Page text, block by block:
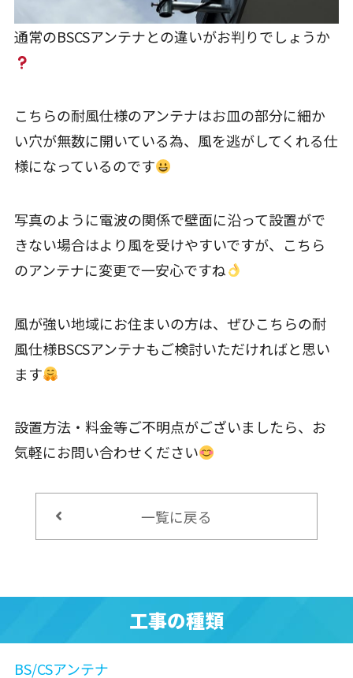
通常のBSCSアンテナとの違いがお判りでしょうか
こちらの耐風仕様のアンテナはお皿の部分に細か
い穴が無数に開いている為、風を逃がしてくれる仕
様になっているのです
写真のように電波の関係で壁面に沿って設置がで
きない場合はより風を受けやすいですが、こちら
のアンテナに変更で一安心ですね
風が強い地域にお住まいの方は、ぜひこちらの耐
風仕様BSCSアンテナもご検討いただければと思い
ます
設置方法・料金等ご不明点がございましたら、お
気軽にお問い合わせください
一覧に戻る
工事の種類
BS/CSアンテナ